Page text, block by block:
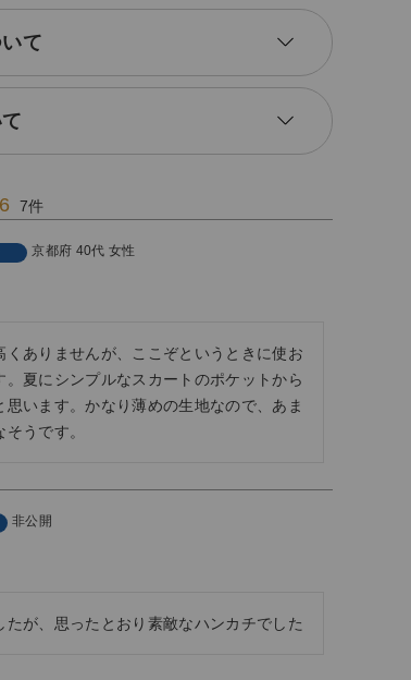
て
7
京都府 40代 女性
くありませんが、ここぞというときに使お
。夏にシンプルなスカートのポケットから
思います。かなり薄めの生地なので、あま
うです。
非公開
が、思ったとおり素敵なハンカチでした